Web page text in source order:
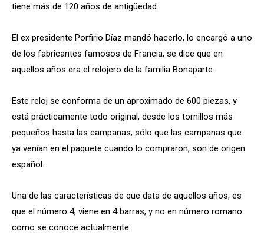
tiene más de 120 años de antigüedad.
El ex presidente Porfirio Díaz mandó hacerlo, lo encargó a uno
de los fabricantes famosos de Francia, se dice que en
aquellos años era el relojero de la familia Bonaparte.
Este reloj se conforma de un aproximado de 600 piezas, y
está prácticamente todo original, desde los tornillos más
pequeños hasta las campanas; sólo que las campanas que
ya venían en el paquete cuando lo compraron, son de origen
español.
Una de las características de que data de aquellos años, es
que el número 4, viene en 4 barras, y no en número romano
como se conoce actualmente.